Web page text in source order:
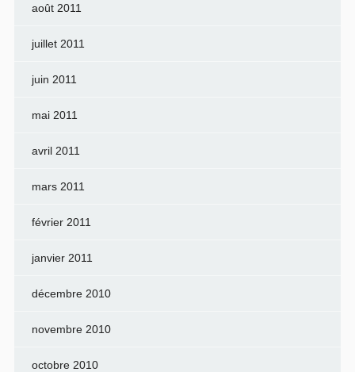
août 2011
juillet 2011
juin 2011
mai 2011
avril 2011
mars 2011
février 2011
janvier 2011
décembre 2010
novembre 2010
octobre 2010